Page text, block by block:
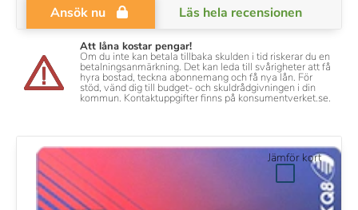
Ansök nu Läs hela recensionen
Att låna kostar pengar!
Om du inte kan betala tillbaka skulden i tid riskerar du en
betalningsanmärkning. Det kan leda till svårigheter att få
hyra bostad, teckna abonnemang och få nya lån. För
stöd, vänd dig till budget- och skuldrådgivningen i din
kommun. Kontaktuppgifter finns på konsumentverket.se.
Jämför kort